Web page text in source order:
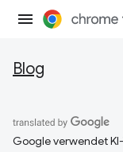
Blog
Google verwendet